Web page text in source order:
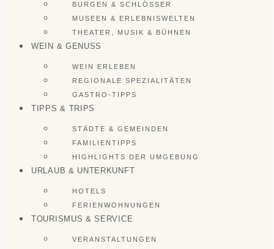
BURGEN & SCHLÖSSER
MUSEEN & ERLEBNISWELTEN
THEATER, MUSIK & BÜHNEN
WEIN & GENUSS
WEIN ERLEBEN
REGIONALE SPEZIALITÄTEN
GASTRO-TIPPS
TIPPS & TRIPS
STÄDTE & GEMEINDEN
FAMILIENTIPPS
HIGHLIGHTS DER UMGEBUNG
URLAUB & UNTERKUNFT
HOTELS
FERIENWOHNUNGEN
TOURISMUS & SERVICE
VERANSTALTUNGEN